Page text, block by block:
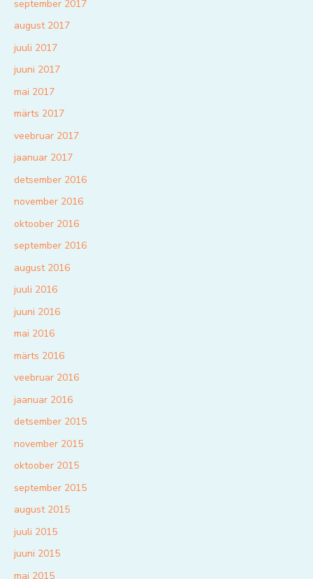
september 2017
august 2017
juuli 2017
juuni 2017
mai 2017
märts 2017
veebruar 2017
jaanuar 2017
detsember 2016
november 2016
oktoober 2016
september 2016
august 2016
juuli 2016
juuni 2016
mai 2016
märts 2016
veebruar 2016
jaanuar 2016
detsember 2015
november 2015
oktoober 2015
september 2015
august 2015
juuli 2015
juuni 2015
mai 2015